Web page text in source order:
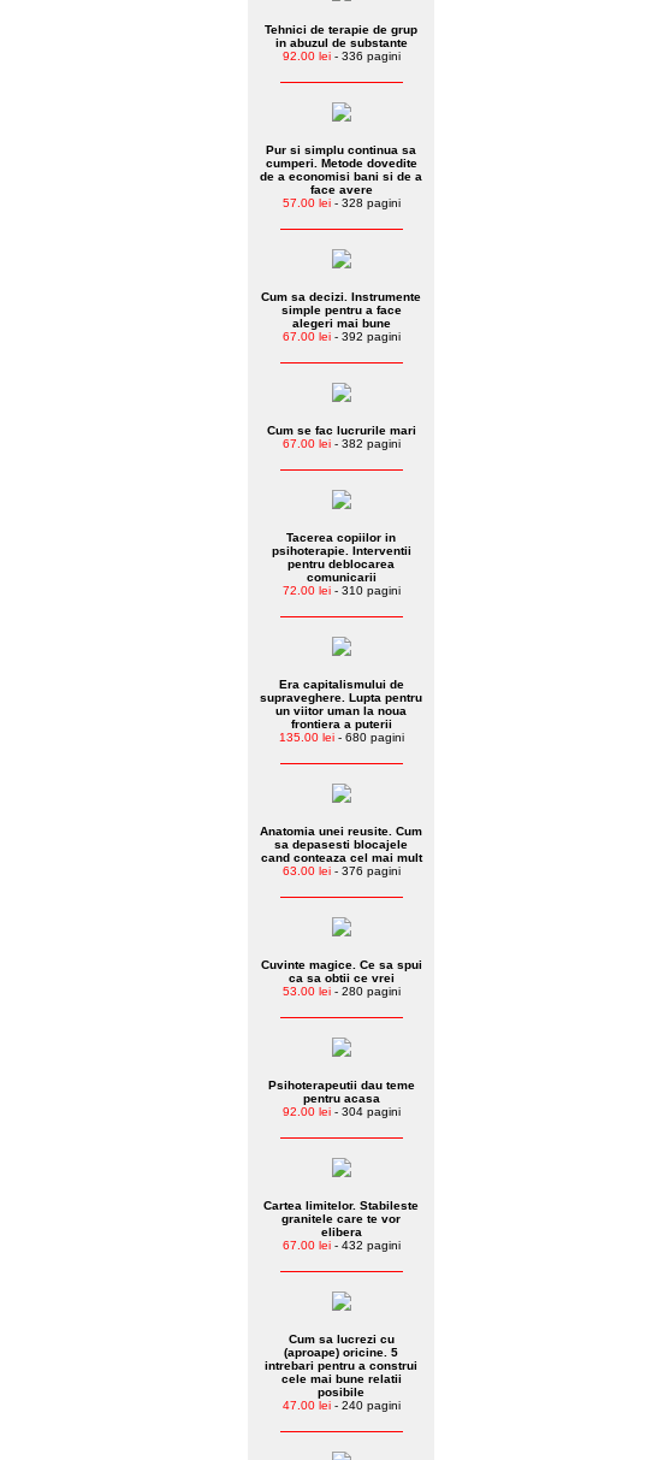
Tehnici de terapie de grup
in abuzul de substante
92.00 lei- 336 pagini
Pur si simplu continua sa
cumperi. Metode dovedite
de a economisi bani si de a
face avere
57.00 lei- 328 pagini
Cum sa decizi. Instrumente
simple pentru a face
alegeri mai bune
67.00 lei- 392 pagini
Cum se fac lucrurile mari
67.00 lei- 382 pagini
Tacerea copiilor in
psihoterapie. Interventii
pentru deblocarea
comunicarii
72.00 lei- 310 pagini
Era capitalismului de
supraveghere. Lupta pentru
un viitor uman la noua
frontiera a puterii
135.00 lei- 680 pagini
Anatomia unei reusite. Cum
sa depasesti blocajele
cand conteaza cel mai mult
63.00 lei- 376 pagini
Cuvinte magice. Ce sa spui
ca sa obtii ce vrei
53.00 lei- 280 pagini
Psihoterapeutii dau teme
pentru acasa
92.00 lei- 304 pagini
Cartea limitelor. Stabileste
granitele care te vor
elibera
67.00 lei- 432 pagini
Cum sa lucrezi cu
(aproape) oricine. 5
intrebari pentru a construi
cele mai bune relatii
posibile
47.00 lei- 240 pagini